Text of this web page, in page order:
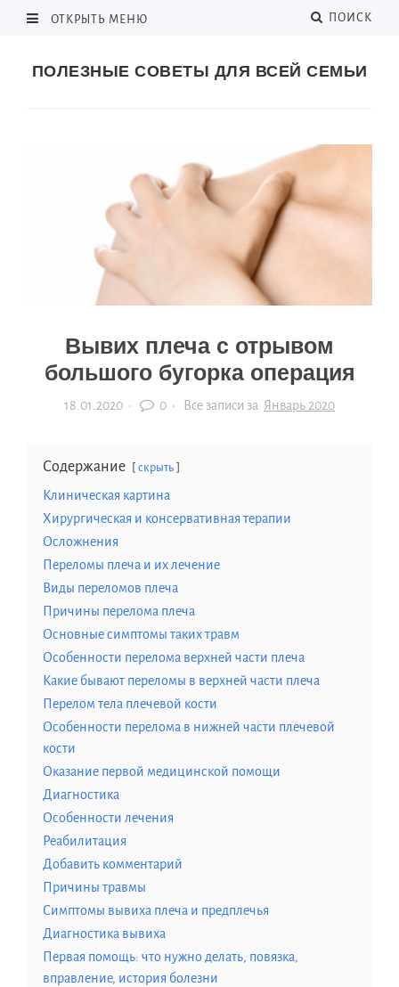
ОТКРЫТЬ МЕНЮ ПОИСК
ПОЛЕЗНЫЕ СОВЕТЫ ДЛЯ ВСЕЙ СЕМЬИ
Вывих плеча с отрывом
большого бугорка операция
18.01.2020 · 0 · Все записи за Январь 2020
Содержание скрыть
Клиническая картина
Хирургическая и консервативная терапии
Осложнения
Переломы плеча и их лечение
Виды переломов плеча
Причины перелома плеча
Основные симптомы таких травм
Особенности перелома верхней части плеча
Какие бывают переломы в верхней части плеча
Перелом тела плечевой кости
Особенности перелома в нижней части плечевой
кости
Оказание первой медицинской помощи
Диагностика
Особенности лечения
Реабилитация
Добавить комментарий
Причины травмы
Симптомы вывиха плеча и предплечья
Диагностика вывиха
Первая помощь: что нужно делать, повязка,
вправление, история болезни